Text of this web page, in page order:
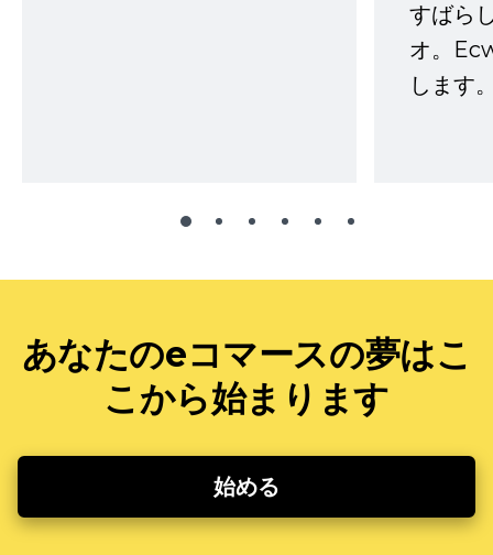
すばら
オ。
します
あなたのeコマースの夢はこ
こから始まります
始める